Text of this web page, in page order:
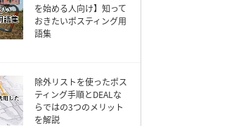
を始める人向け】知って
おきたいポスティング用
語集
除外リストを使ったポス
ティング手順とDEALな
らではの3つのメリット
を解説